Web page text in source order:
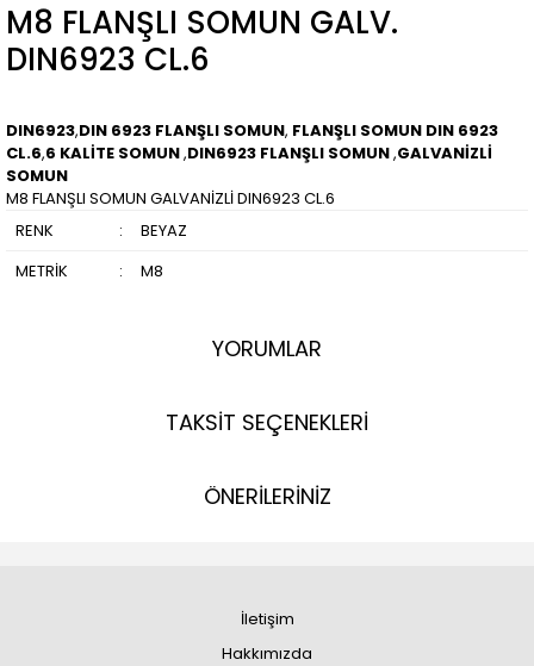
M8 FLANŞLI SOMUN GALV.
DIN6923 CL.6
DIN6923,DIN 6923 FLANŞLI SOMUN, FLANŞLI SOMUN DIN 6923
CL.6,6 KALİTE SOMUN,DIN6923 FLANŞLI SOMUN,GALVANİZLİ
SOMUN
M8 FLANŞLI SOMUN GALVANİZLİ DIN6923 CL.6
RENK
:
BEYAZ
METRİK
: M8
YORUMLAR
TAKSİT SEÇENEKLERİ
ÖNERİLERİNİZ
İletişim
Hakkımızda